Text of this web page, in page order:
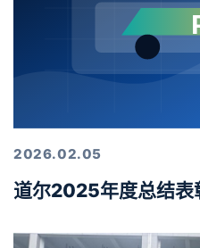
2026.02.05
道尔2025年度总结表